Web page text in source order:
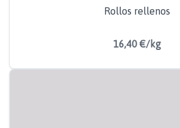
Rollos rellenos
16,40 €/kg